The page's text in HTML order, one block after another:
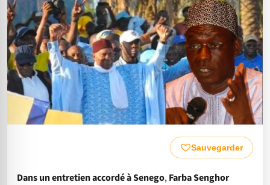
Sauvegarder
Dans un entretien accordé à Senego,Farba Senghor